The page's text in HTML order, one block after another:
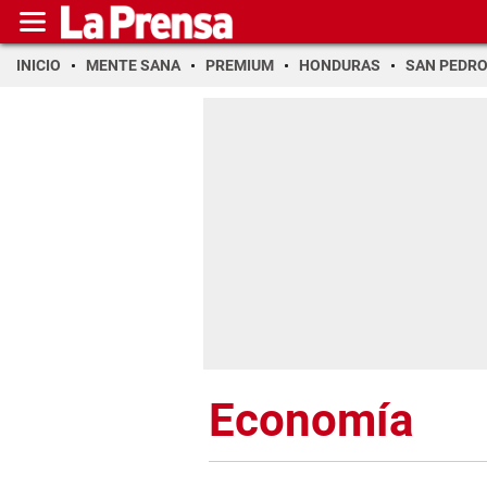
INICIO MENTE SANA PREMIUM HONDURAS SAN PEDRO
Economía